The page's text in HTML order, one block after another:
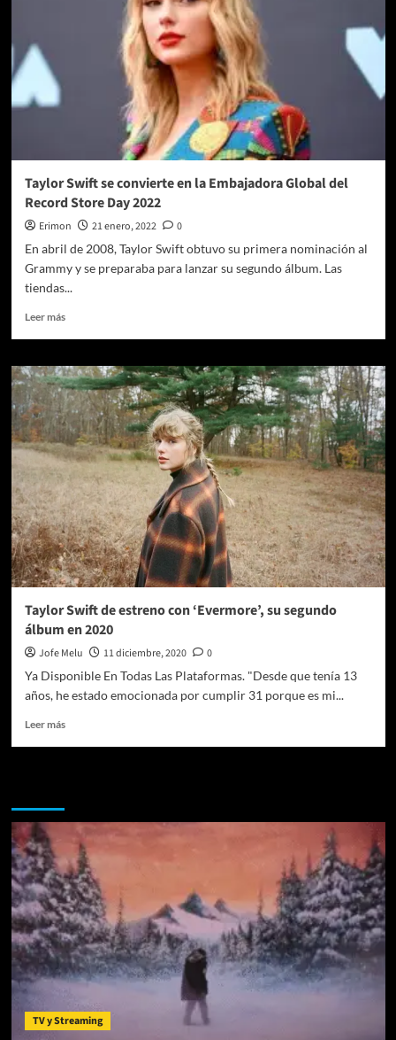
Taylor Swift se convierte en la Embajadora Global del
Record Store Day 2022
Erimon 21 enero, 2022
0
En abril de 2008, Taylor Swift obtuvo su primera nominación al
Grammy y se preparaba para lanzar su segundo álbum. Las
tiendas...
Leer másLeer
Taylor
Swift
se
convierte
en
la
Embajadora
Global
del
Record
Store
Day
2022
Taylor Swift de estreno con ‘Evermore’, su segundo
álbum en 2020
Jofe Melu 11 diciembre, 2020
0
Ya Disponible En Todas Las Plataformas. "Desde que tenía 13
años, he estado emocionada por cumplir 31 porque es mi...
Leer másLeer
de
estreno
con
‘Evermore’,
su
segundo
álbum
en
2020
TV y Streaming